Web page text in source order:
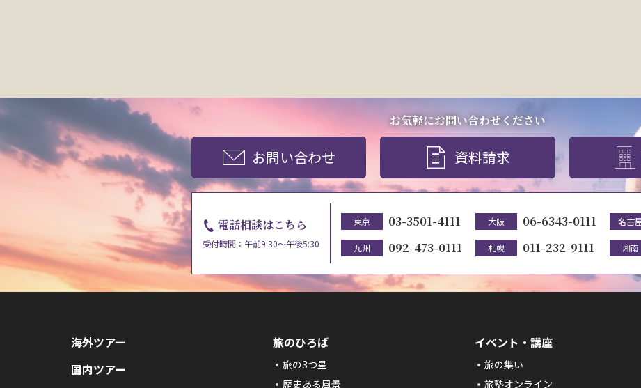
お気軽にお問い合わせください
お問い合わせ 資料請求
電話相談はこちら
受付時間：午前9:30～午後5:30
東京 03-3501-4111 大阪 06-6343-0111 名古
九州 092-473-0111 札幌 011-232-9111 湘南
海外ツアー
国内ツアー
旅のひろば
旅の3つ星
歴史ある風景
イベント・講座
旅の集い
旅塾オンライン